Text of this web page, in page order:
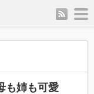
rss
も姉も可愛